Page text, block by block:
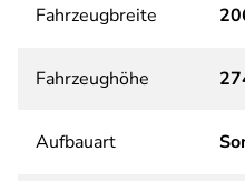
Fahrzeugbreite
Fahrzeughöhe
Aufbauart